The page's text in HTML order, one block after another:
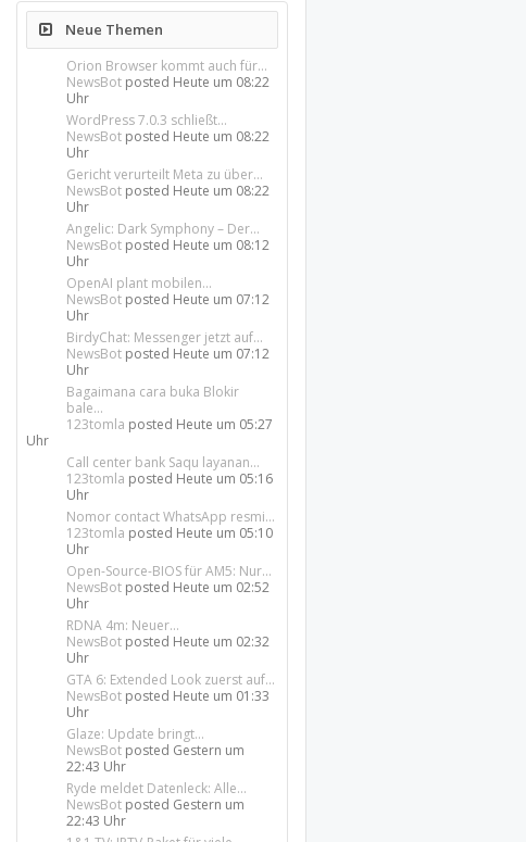
Neue Themen
Orion Browser kommt auch für...
NewsBot posted Heute um 08:22
Uhr
WordPress 7.0.3 schließt...
NewsBot posted Heute um 08:22
Uhr
Gericht verurteilt Meta zu über...
NewsBot posted Heute um 08:22
Uhr
Angelic: Dark Symphony – Der...
NewsBot posted Heute um 08:12
Uhr
OpenAI plant mobilen...
NewsBot posted Heute um 07:12
Uhr
BirdyChat: Messenger jetzt auf...
NewsBot posted Heute um 07:12
Uhr
Bagaimana cara buka Blokir
bale...
123tomla posted Heute um 05:27
Uhr
Call center bank Saqu layanan...
123tomla posted Heute um 05:16
Uhr
Nomor contact WhatsApp resmi...
123tomla posted Heute um 05:10
Uhr
Open-Source-BIOS für AM5: Nur...
NewsBot posted Heute um 02:52
Uhr
RDNA 4m: Neuer...
NewsBot posted Heute um 02:32
Uhr
GTA 6: Extended Look zuerst auf...
NewsBot posted Heute um 01:33
Uhr
Glaze: Update bringt...
NewsBot posted Gestern um
22:43 Uhr
Ryde meldet Datenleck: Alle...
NewsBot posted Gestern um
22:43 Uhr